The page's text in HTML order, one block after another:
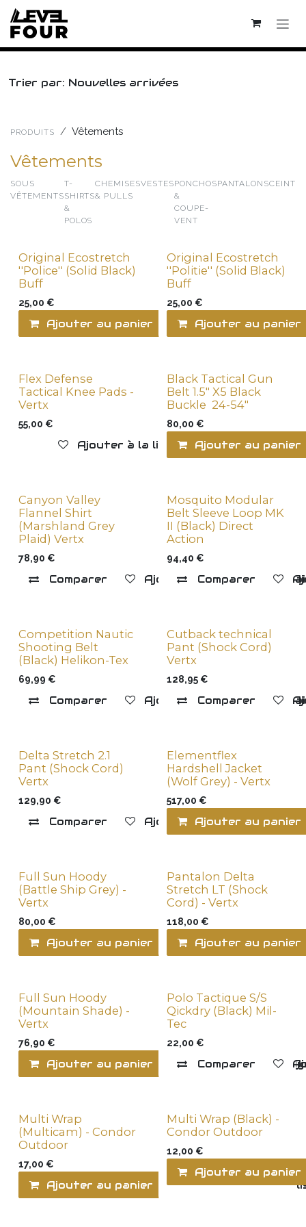
Se rendre au contenu
Trier par: Nouvelles arrivées
PRODUITS Vêtements
Vêtements
SOUS
VÊTEMENTS
T-
SHIRTS
&
POLOS
CHEMISES
& PULLS
VESTESPONCHOS
&
COUPE-
VENT
PANTALONS
New !
Original Ecostretch
''Police'' (Solid Black)
Buff
25,00 €
Ajouter au panier Ajouter à la
New !
Original Ecostretch
''Politie'' (Solid Black)
Buff
25,00 €
Ajouter au panier
New !
Flex Defense
Tactical Knee Pads -
Vertx
55,00 €
Ajouter à la liste de souhaits
New !
Black Tactical Gun
Belt 1.5" X5 Black
Buckle 24-54"
80,00 €
Ajouter au panier
New !
Canyon Valley
Flannel Shirt
(Marshland Grey
Plaid) Vertx
78,90 €
Comparer Ajouter à la liste de
New !
Mosquito Modular
Belt Sleeve Loop MK
II (Black) Direct
Action
94,40 €
Comparer
New !
Competition Nautic
Shooting Belt
(Black) Helikon-Tex
69,99 €
Comparer Ajouter à la liste de
New !
Cutback technical
Pant (Shock Cord)
Vertx
128,95€
Comparer
New !
Delta Stretch 2.1
Pant (Shock Cord)
Vertx
129,90 €
Comparer Ajouter à la liste de
New !
Elementflex
Hardshell Jacket
(Wolf Grey) - Vertx
517,00 €
Ajouter au panier
New !
Full Sun Hoody
(Battle Ship Grey) -
Vertx
80,00 €
Ajouter au panier Comparer
New !
Pantalon Delta
Stretch LT (Shock
Cord) - Vertx
118,00 €
Ajouter au panier
New !
Full Sun Hoody
(Mountain Shade) -
Vertx
76,90 €
Ajouter au panier Comparer
Polo Tactique S/S
Qickdry (Black) Mil-
Tec
22,00 €
Comparer
Multi Wrap
(Multicam) - Condor
Outdoor
17,00 €
Ajouter au panier Ajouter à la
Multi Wrap (Black) -
Condor Outdoor
12,00 €
Ajouter au panier